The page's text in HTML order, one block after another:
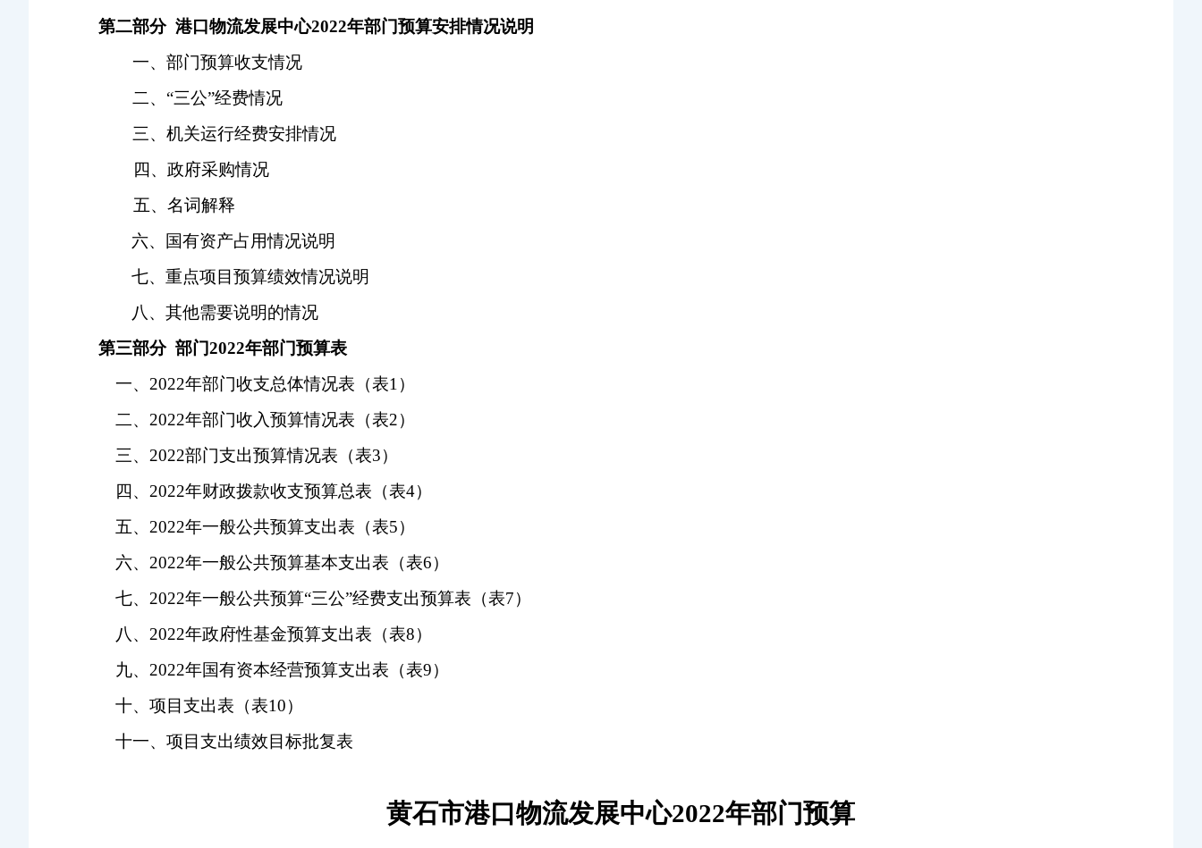
第二部分 港口物流发展中心2022年部门预算安排情况说明
一、部门预算收支情况
二、 “三公”经费情况
三、机关运行经费安排情况
四、政府采购情况
五、名词解释
六、国有资产占用情况说明
七、重点项目预算绩效情况说明
八、其他需要说明的情况
第三部分部门2022年部门预算表
一、 2022年部门收支总体情况表（表1）
二、 2022年部门收入预算情况表（表2）
三、 2022部门支出预算情况表（表3）
四、 2022年财政拨款收支预算总表（表4）
五、 2022年一般公共预算支出表（表5）
六、 2022年一般公共预算基本支出表（表6）
七、 2022年一般公共预算“三公”经费支出预算表（表7）
八、 2022年政府性基金预算支出表（表8）
九、 2022年国有资本经营预算支出表（表9）
十、项目支出表（表10）
十一、项目支出绩效目标批复表
黄石市港口物流发展中心2022年部门预算